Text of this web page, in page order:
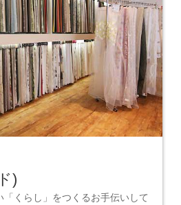
)
「くらし」をつくるお手伝いして